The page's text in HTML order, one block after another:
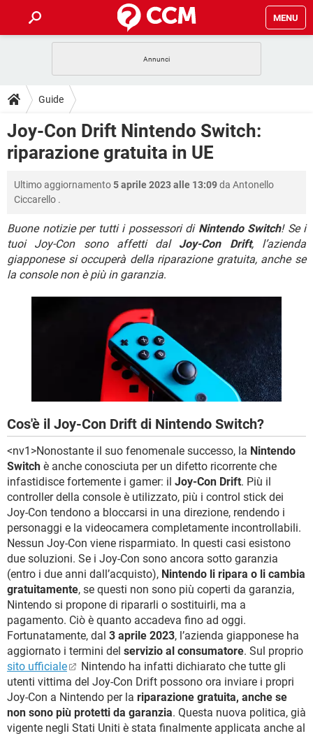
MENU
INTRATTENIMENTO
iOS WINDOWS 10
INSTAGRAM WHATSAPP
HARDWARE
GUIDE
COVID-19
INTRATTENIMENTO ANDROID
iOS
INSTAGRAM WHATSAPP
HARDWARE
DOWNLOAD
COVID-19 GAMING
iOS
INSTAGRAM WHATSAPP
TIKTOK FACEBOOK
HARDWARE
FORUM
COVID-19 GAMING
iOS WINDOWS 10
INSTAGRAM WHATSAPP
TIKTOK
GLOSSARIO
COVID-19 GAMING
INTRATTENIMENTO ANDROID
iOS
Guide
Joy-Con Drift Nintendo Switch:
riparazione gratuita in UE
Ultimo aggiornamento5 aprile 2023 alle 13:09da Antonello
Ciccarello .
Buone notizie per tutti i possessori di Nintendo Switch! Se i
tuoi Joy-Con sono affetti dal Joy-Con Drift, l’azienda
giapponese si occuperà della riparazione gratuita, anche se
la console non è più in garanzia.
Cos'è il Joy-Con Drift di Nintendo Switch?
<nv1>Nonostante il suo fenomenale successo, la Nintendo
Switch è anche conosciuta per un difetto ricorrente che
infastidisce fortemente i gamer: il Joy-Con Drift. Più il
controller della console è utilizzato, più i control stick dei
Joy-Con tendono a bloccarsi in una direzione, rendendo i
personaggi e la videocamera completamente incontrollabili.
Nessun Joy-Con viene risparmiato. In questi casi esistono
due soluzioni. Se i Joy-Con sono ancora sotto garanzia
(entro i due anni dall’acquisto), Nintendo li ripara o li cambia
gratuitamente, se questi non sono più coperti da garanzia,
Nintendo si propone di ripararli o sostituirli, ma a
pagamento. Ciò è quanto accadeva fino ad oggi.
Fortunatamente, dal 3 aprile 2023, l’azienda giapponese ha
aggiornato i termini del servizio al consumatore. Sul proprio
sito ufficiale
Nintendo ha infatti dichiarato che tutte gli
utenti vittima del Joy-Con Drift possono ora inviare i propri
Joy-Con a Nintendo per la riparazione gratuita, anche se
non sono più protetti da garanzia. Questa nuova politica, già
vigente negli Stati Uniti è stata finalmente applicata anche al